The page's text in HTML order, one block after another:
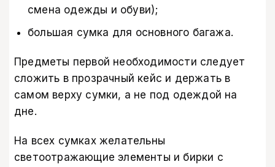
смена одежды и обуви);
большая сумка для основного багажа.
Предметы первой необходимости следует
сложить в прозрачный кейс и держать в
самом верху сумки, а не под одеждой на
дне.
На всех сумках желательны
светоотражающие элементы и бирки с